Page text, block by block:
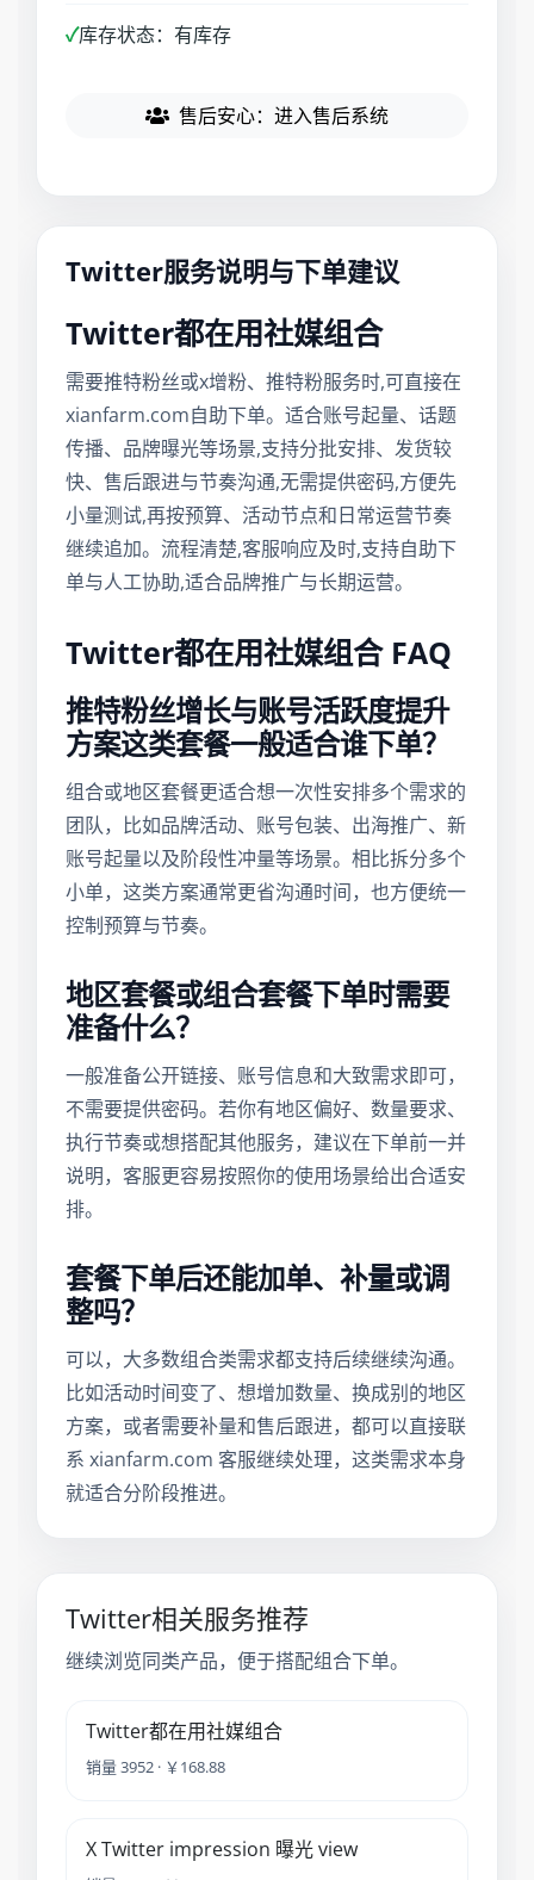
✓库存状态：有库存
售后安心：进入售后系统
Twitter服务说明与下单建议
Twitter都在用社媒组合
需要推特粉丝或x增粉、推特粉服务时,可直接在
xianfarm.com自助下单。适合账号起量、话题
传播、品牌曝光等场景,支持分批安排、发货较
快、售后跟进与节奏沟通,无需提供密码,方便先
小量测试,再按预算、活动节点和日常运营节奏
继续追加。流程清楚,客服响应及时,支持自助下
单与人工协助,适合品牌推广与长期运营。
Twitter都在用社媒组合 FAQ
推特粉丝增长与账号活跃度提升
方案这类套餐一般适合谁下单？
组合或地区套餐更适合想一次性安排多个需求的
团队，比如品牌活动、账号包装、出海推广、新
账号起量以及阶段性冲量等场景。相比拆分多个
小单，这类方案通常更省沟通时间，也方便统一
控制预算与节奏。
地区套餐或组合套餐下单时需要
准备什么？
一般准备公开链接、账号信息和大致需求即可，
不需要提供密码。若你有地区偏好、数量要求、
执行节奏或想搭配其他服务，建议在下单前一并
说明，客服更容易按照你的使用场景给出合适安
排。
套餐下单后还能加单、补量或调
整吗？
可以，大多数组合类需求都支持后续继续沟通。
比如活动时间变了、想增加数量、换成别的地区
方案，或者需要补量和售后跟进，都可以直接联
系 xianfarm.com 客服继续处理，这类需求本身
就适合分阶段推进。
Twitter相关服务推荐
继续浏览同类产品，便于搭配组合下单。
Twitter都在用社媒组合
销量 3952 · ￥168.88
X Twitter impression 曝光 view